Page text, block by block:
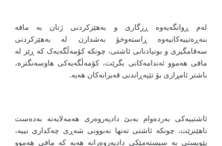
لەم ڕوانگەیەوە ڕزگاری و بەهێزکردنی ژنان بە مافە
بنەڕەتییەکانیەوە ڕاستەوخۆ بەشدارن لە بەهێزکردنی
سەقامگیری و بونیادنانی ئاشتی، چونکە کۆمەڵگەیەک کە ڕێز لە
مافی هەموو ئەندامەکانی بگرێت، کۆمەڵگەیەکی هاوسەنگترە،
باشتر ئامڕازی بۆ تێپەڕاندنی قەیرانەکان هەیە.
ئاشتییەکی بەردەوام بەبێ دادپەروەری هەمەلایەنە بەدەست
ناهێنرێت، چونکە ئاشتی تەنها نەبوونی شەڕی چەکداری نییە،
پێویستی بە سیستەمێکی دادپەروەرانە هەیە کە مافی هەموو